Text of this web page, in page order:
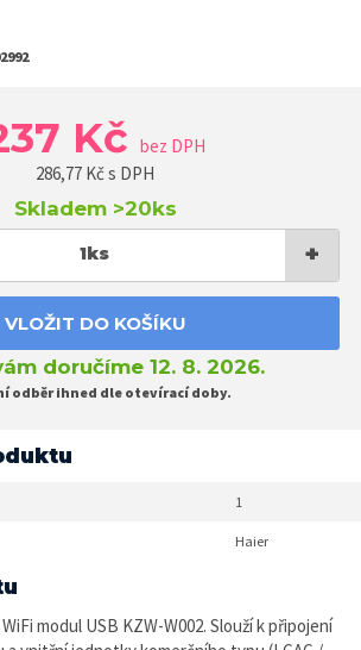
Kč bez DPH
286,77 Kč s DPH
Skladem >20ks
1ks +
VLOŽIT DO KOŠÍKU
doručíme 12. 8. 2026.
odběr ihned dle otevírací doby.
1
Haier
modul USB KZW-W002. Slouží k připojení